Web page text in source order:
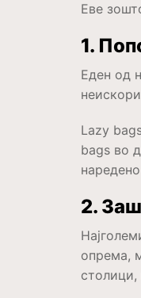
Еве
1.
Еден од
Lazy
bags во
2.
опрема,